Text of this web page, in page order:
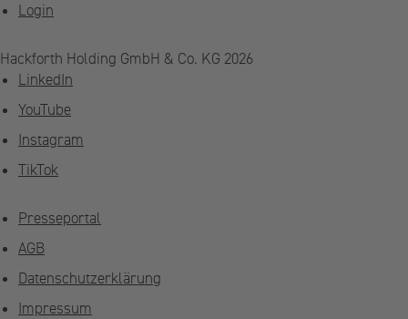
Login
Hackforth Holding GmbH & Co. KG 2026
LinkedIn
YouTube
Instagram
TikTok
Presseportal
AGB
Datenschutzerklärung
Impressum